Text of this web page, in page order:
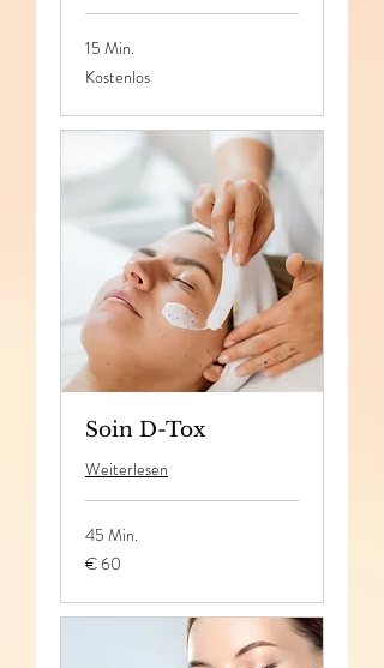
15 Min.
Kostenlos
Kostenlos
Soin D-Tox
Weiterlesen
45 Min.
60
Euro
€ 60